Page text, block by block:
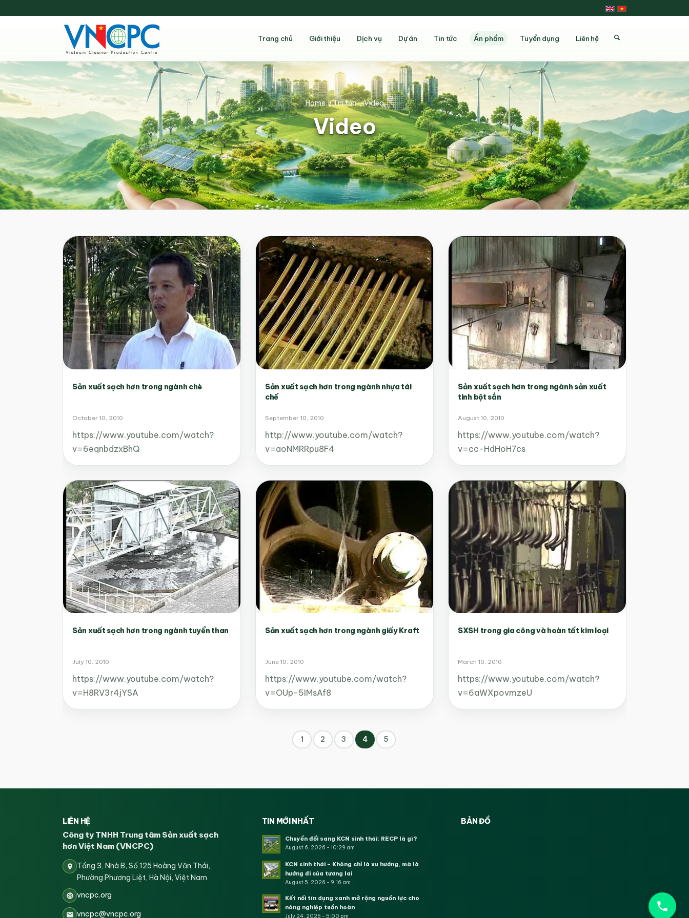
Trang chủ Giới thiệu Dịch vụ Dự án Tin tức Ấn phẩm Tuyển dụng Liên hệ
Video
Home /Tin tức /Video
Sản xuất sạch hơn trong ngành chè
October 10, 2010
https://www.youtube.com/watch?
v=6eqnbdzxBhQ
Sản xuất sạch hơn trong ngành nhựa tái
chế
September 10, 2010
http://www.youtube.com/watch?
v=aoNMRRpu8F4
Sản xuất sạch hơn trong ngành sản xuất
tinh bột sắn
August 10, 2010
https://www.youtube.com/watch?
v=cc-HdHoH7cs
Sản xuất sạch hơn trong ngành tuyển than
July 10, 2010
https://www.youtube.com/watch?
v=H8RV3r4jYSA
Sản xuất sạch hơn trong ngành giấy Kraft
June 10, 2010
https://www.youtube.com/watch?
v=OUp-5IMsAf8
SXSH trong gia công và hoàn tất kim loại
March 10, 2010
https://www.youtube.com/watch?
v=6aWXpovmzeU
1 2 3 4 5
LIÊN HỆ
Công ty TNHH Trung tâm Sản xuất sạch
hơn Việt Nam (VNCPC)
Tầng 3, Nhà B, Số 125 Hoàng Văn Thái,
Phường Phương Liệt, Hà Nội, Việt Nam
vncpc.org
vncpc@vncpc.org
TIN MỚI NHẤT
Chuyển đổi sang KCN sinh thái: RECP là gì?
August 6, 2026 - 10:29 am
KCN sinh thái – Không chỉ là xu hướng, mà là
hướng đi của tương lai
August 5, 2026 - 9:16 am
Kết nối tín dụng xanh mở rộng nguồn lực cho
nông nghiệp tuần hoàn
July 24, 2026 - 5:00 pm
BẢN ĐỒ